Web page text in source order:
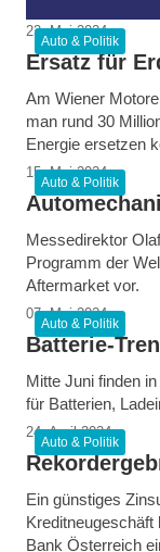
Auto & Politik
23. Mai 2024
Ersatz für
Am Wiener
man rund 30
Energie ersetzen
Auto & Politik
15. Mai 2024
Messedirektor
Programm der
Aftermarket vor.
Auto & Politik
07. Mai 2024
Batterie-
Mitte Juni finden
für Batterien,
Auto & Politik
24. April 2024
Ein günstiges
Bank Österreich